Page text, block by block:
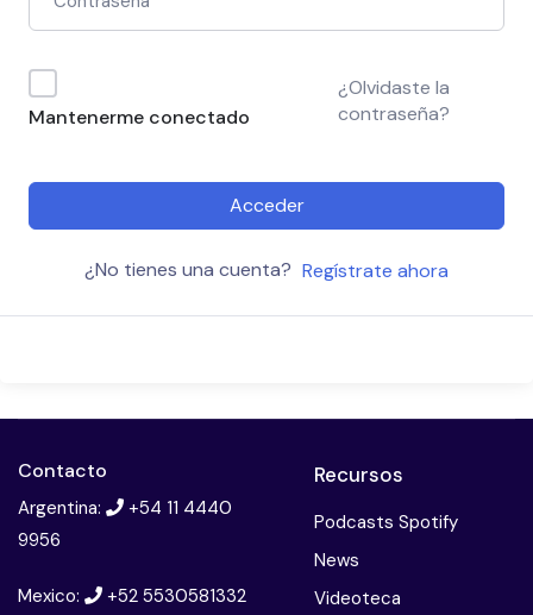
Mantenerme conectado
¿Olvidaste la
contraseña?
Acceder
¿No tienes una cuenta? Regístrate ahora
Contacto
Argentina:
+54 11 4440
9956
Mexico:
+52 5530581332
Recursos
Podcasts Spotify
News
Videoteca